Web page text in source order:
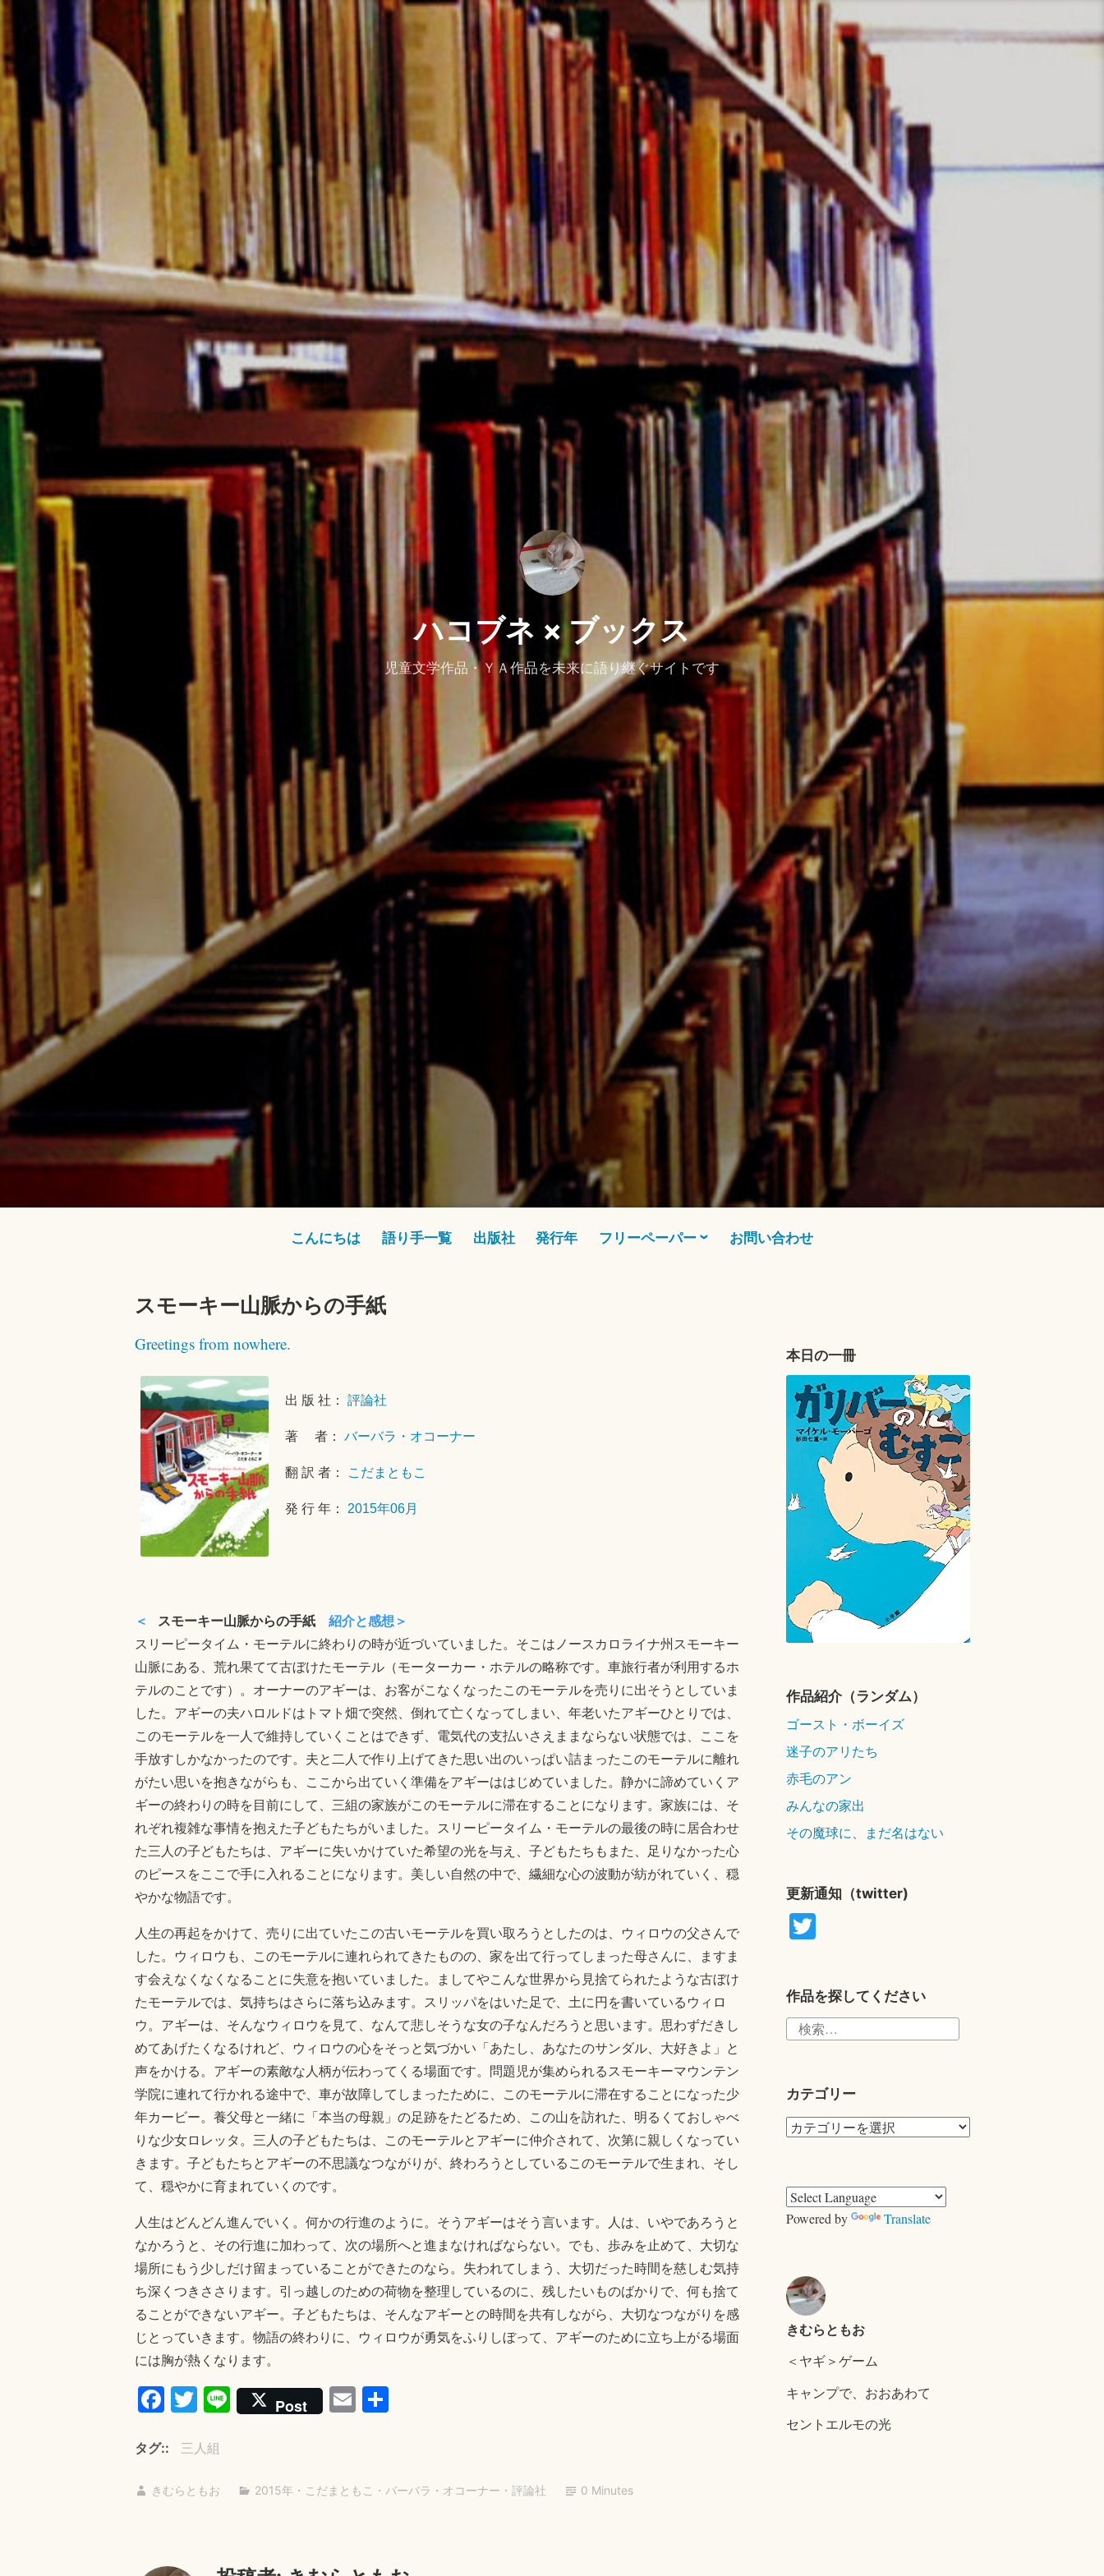
コ
テ
ン
ツ
へ
ス
キ
ッ
プ
ハコブネ × ブックス
児童文学作品・ＹＡ作品を未来に語り継ぐサイトです
こんにちは 語り手一覧 出版社 発行年 フリーペーパー お問い合わせ
スモーキー山脈からの手紙
Greetings from nowhere.
出 版 社： 評論社
著 者： バーバラ・オコーナー
翻 訳 者： こだまともこ
発 行 年： 2015年06月
＜ スモーキー山脈からの手紙
紹介と感想＞
スリーピータイム・モーテルに終わりの時が近づいていました。そこはノースカロライナ州スモーキー
山脈にある、荒れ果てて古ぼけたモーテル（モーターカー・ホテルの略称です。車旅行者が利用するホ
テルのことです）。オーナーのアギーは、お客がこなくなったこのモーテルを売りに出そうとしていま
した。アギーの夫ハロルドはトマト畑で突然、倒れて亡くなってしまい、年老いたアギーひとりでは、
このモーテルを一人で維持していくことはできず、電気代の支払いさえままならない状態では、ここを
手放すしかなかったのです。夫と二人で作り上げてきた思い出のいっぱい詰まったこのモーテルに離れ
がたい思いを抱きながらも、ここから出ていく準備をアギーははじめていました。静かに諦めていくア
ギーの終わりの時を目前にして、三組の家族がこのモーテルに滞在することになります。家族には、そ
れぞれ複雑な事情を抱えた子どもたちがいました。スリーピータイム・モーテルの最後の時に居合わせ
た三人の子どもたちは、アギーに失いかけていた希望の光を与え、子どもたちもまた、足りなかった心
のピースをここで手に入れることになります。美しい自然の中で、繊細な心の波動が紡がれていく、穏
やかな物語です。
人生の再起をかけて、売りに出ていたこの古いモーテルを買い取ろうとしたのは、ウィロウの父さんで
した。ウィロウも、このモーテルに連れられてきたものの、家を出て行ってしまった母さんに、ますま
す会えなくなくなることに失意を抱いていました。ましてやこんな世界から見捨てられたような古ぼけ
たモーテルでは、気持ちはさらに落ち込みます。スリッパをはいた足で、土に円を書いているウィロ
ウ。アギーは、そんなウィロウを見て、なんて悲しそうな女の子なんだろうと思います。思わずだきし
めてあげたくなるけれど、ウィロウの心をそっと気づかい「あたし、あなたのサンダル、大好きよ」と
声をかける。アギーの素敵な人柄が伝わってくる場面です。問題児が集められるスモーキーマウンテン
学院に連れて行かれる途中で、車が故障してしまったために、このモーテルに滞在することになった少
年カービー。養父母と一緒に「本当の母親」の足跡をたどるため、この山を訪れた、明るくておしゃべ
りな少女ロレッタ。三人の子どもたちは、このモーテルとアギーに仲介されて、次第に親しくなってい
きます。子どもたちとアギーの不思議なつながりが、終わろうとしているこのモーテルで生まれ、そし
て、穏やかに育まれていくのです。
人生はどんどん進んでいく。何かの行進のように。そうアギーはそう言います。人は、いやであろうと
なかろうと、その行進に加わって、次の場所へと進まなければならない。でも、歩みを止めて、大切な
場所にもう少しだけ留まっていることができたのなら。失われてしまう、大切だった時間を慈しむ気持
ち深くつきささります。引っ越しのための荷物を整理しているのに、残したいものばかりで、何も捨て
ることができないアギー。子どもたちは、そんなアギーとの時間を共有しながら、大切なつながりを感
じとっていきます。物語の終わりに、ウィロウが勇気をふりしぼって、アギーのために立ち上がる場面
には胸が熱くなります。
Fa
bo
ok
T
tte
r
Li
ne
Post E 共
タグ: 三人組
きむらともお 2015年 ・ こだまともこ ・ バーバラ・オコーナー ・ 評論社 0 Minutes
本日の一冊
作品紹介（ランダム）
ゴースト・ボーイズ
迷子のアリたち
赤毛のアン
みんなの家出
その魔球に、まだ名はない
更新通知（twitter)
T
r
作品を探してください
カテゴリー
カ
リ
ー
Powered by Translate
きむらともお
＜ヤギ＞ゲーム
キャンプで、おおあわて
セントエルモの光